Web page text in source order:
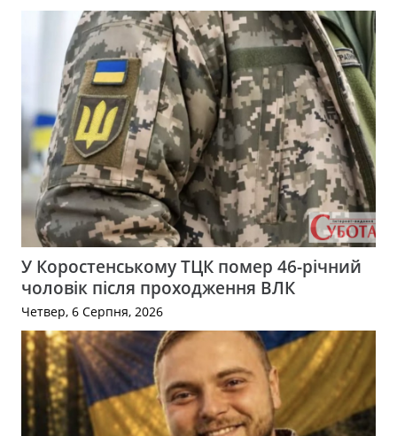
У Коростенському ТЦК помер 46-річний
чоловік після проходження ВЛК
Четвер, 6 Серпня, 2026